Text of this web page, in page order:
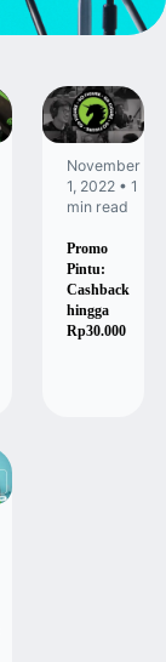
November
1, 2022 • 1
min read
Promo
Pintu:
Cashback
hingga
Rp30.000